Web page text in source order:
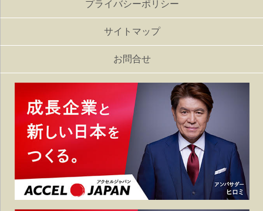
プライバシーポリシー
サイトマップ
お問合せ